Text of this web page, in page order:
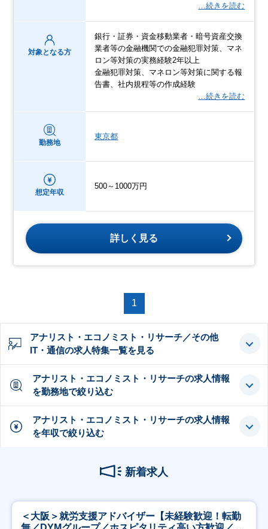
…続きを読む
対象となる方
銀行・証券・資金移動業者・暗号資産交換
業者等の金融機関での金融犯罪対策、マネ
ロン等対策の実務経験2年以上
金融犯罪対策、マネロン等対策に関する報
告書、社内規程等の作成経験
…続きを読む
勤務地
東京都
想定年収
500～1000万円
詳しく見る
1
アナリスト・エコノミスト・リサーチ／その他
IT・通信の求人特集一覧を見る
アナリスト・エコノミスト・リサーチの求人情報
を勤務地で絞り込む
アナリスト・エコノミスト・リサーチの求人情報
を年収で絞り込む
新着求人
＜大阪＞就労支援アドバイザー【未経験歓迎！転勤